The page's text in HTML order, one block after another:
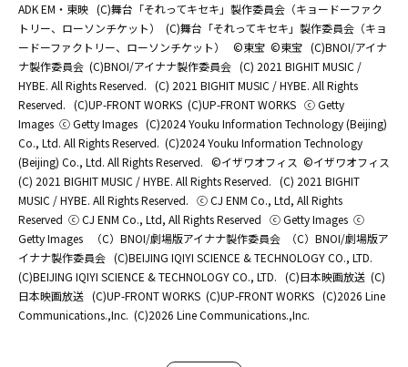
ADK EM・東映 (C)舞台「それってキセキ」製作委員会（キョードーファク
トリー、ローソンチケット）
(C)舞台「それってキセキ」製作委員会（キョ
ードーファクトリー、ローソンチケット）
©東宝 ©東宝 (C)BNOI/アイナ
ナ製作委員会 (C)BNOI/アイナナ製作委員会 (C) 2021 BIGHIT MUSIC /
HYBE. All Rights Reserved. (C) 2021 BIGHIT MUSIC / HYBE. All Rights
Reserved. (C)UP-FRONT WORKS (C)UP-FRONT WORKS ⓒ Getty
Images ⓒ Getty Images (C)2024 Youku Information Technology (Beijing)
Co., Ltd. All Rights Reserved. (C)2024 Youku Information Technology
(Beijing) Co., Ltd. All Rights Reserved. ©イザワオフィス ©イザワオフィス
(C) 2021 BIGHIT MUSIC / HYBE. All Rights Reserved. (C) 2021 BIGHIT
MUSIC / HYBE. All Rights Reserved. ⓒ CJ ENM Co., Ltd, All Rights
Reserved ⓒ CJ ENM Co., Ltd, All Rights Reserved ⓒ Getty Images ⓒ
Getty Images
（C）BNOI/劇場版アイナナ製作委員会
（C）BNOI/劇場版ア
イナナ製作委員会 (C)BEIJING IQIYI SCIENCE & TECHNOLOGY CO., LTD.
(C)BEIJING IQIYI SCIENCE & TECHNOLOGY CO., LTD. (C)日本映画放送 (C)
日本映画放送 (C)UP-FRONT WORKS (C)UP-FRONT WORKS (C)2026 Line
Communications.,Inc. (C)2026 Line Communications.,Inc.